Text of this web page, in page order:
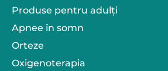
Produse pentru adulţi
Apnee în somn
Orteze
Oxigenoterapia